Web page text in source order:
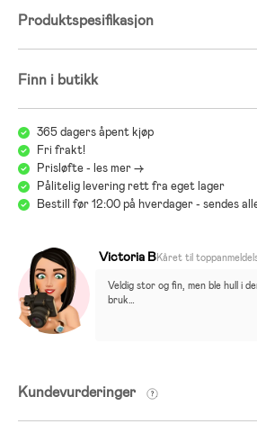
- Anbefalt alder: fra nyfødt til 4 år.
Produktspesifikasjon
Finn i butikk
365 dagers åpent kjøp
Fri frakt!
Prisløfte - les mer ->
Pålitelig levering rett fra eget lager
Bestill før 12:00 på hverdager - sendes
Victoria BKåret til
Veldig stor og fin, men ble hull i
bruk…
Kundevurderinger